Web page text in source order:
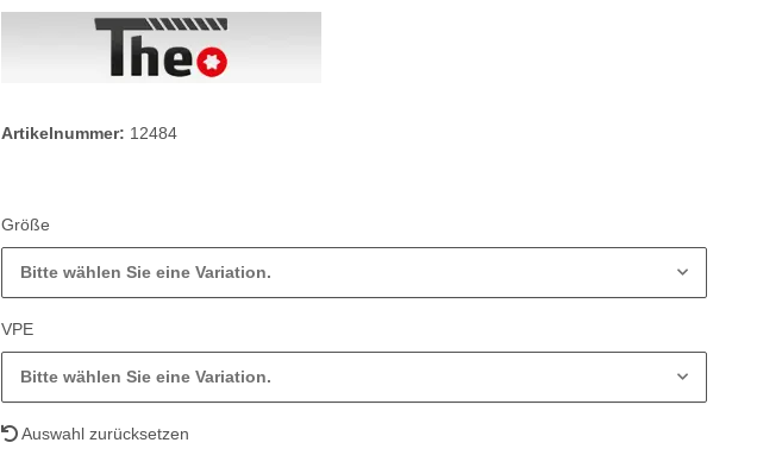
Artikelnummer: 12484
Größe
Bitte wählen Sie eine Variation.
VPE
Bitte wählen Sie eine Variation.
Auswahl zurücksetzen